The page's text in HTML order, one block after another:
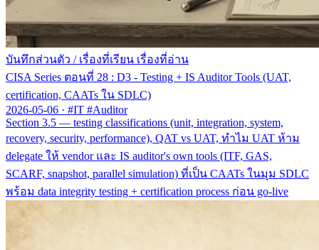
บันทึกส่วนตัว / เรื่องที่เรียน เรื่องที่อ่าน
CISA Series ตอนที่ 28 : D3 - Testing + IS Auditor Tools (UAT,
certification, CAATs ใน SDLC)
2026-05-06 · #IT #Auditor
Section 3.5 — testing classifications (unit, integration, system,
recovery, security, performance), QAT vs UAT, ทำไม UAT ห้าม
delegate ให้ vendor และ IS auditor's own tools (ITF, GAS,
SCARF, snapshot, parallel simulation) ที่เป็น CAATs ในมุม SDLC
พร้อม data integrity testing + certification process ก่อน go-live